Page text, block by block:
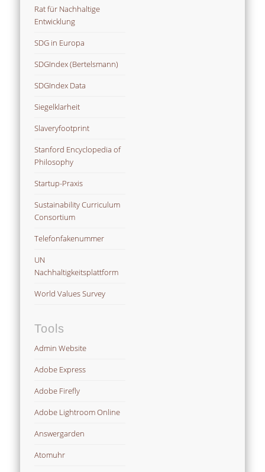
Rat für Nachhaltige
Entwicklung
SDG in Europa
SDGIndex (Bertelsmann)
SDGIndex Data
Siegelklarheit
Slaveryfootprint
Stanford Encyclopedia of
Philosophy
Startup-Praxis
Sustainability Curriculum
Consortium
Telefonfakenummer
UN
Nachhaltigkeitsplattform
World Values Survey
Tools
Admin Website
Adobe Express
Adobe Firefly
Adobe Lightroom Online
Answergarden
Atomuhr